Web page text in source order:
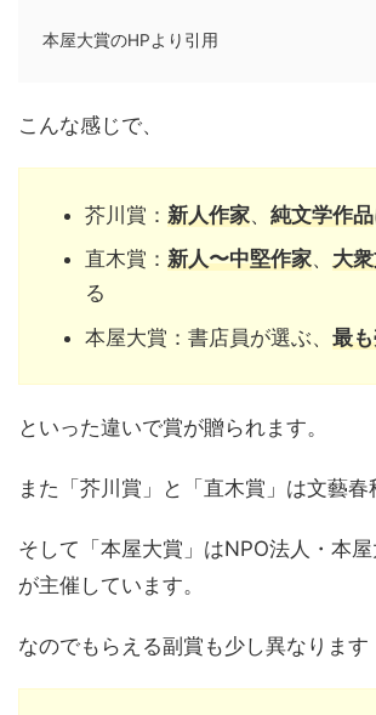
本屋大賞のHPより引用
こんな感じで、
芥川賞： 新人作家、 純文学作品
直木賞： 新人〜中堅作家、 大
る
本屋大賞：書店員が選ぶ、 最
といった違いで賞が贈られます。
また「芥川賞」と「直木賞」は文藝春
そして「本屋大賞」はNPO法人・本
が主催しています。
なのでもらえる副賞も少し異なります